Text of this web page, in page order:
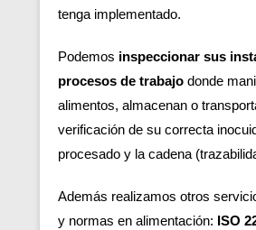
tenga implementado.
Podemos inspeccionar sus
procesos de trabajo donde
alimentos, almacenan o
verificación de su correcta
procesado y la cadena
Además realizamos otros
y normas en alimentación: ISO